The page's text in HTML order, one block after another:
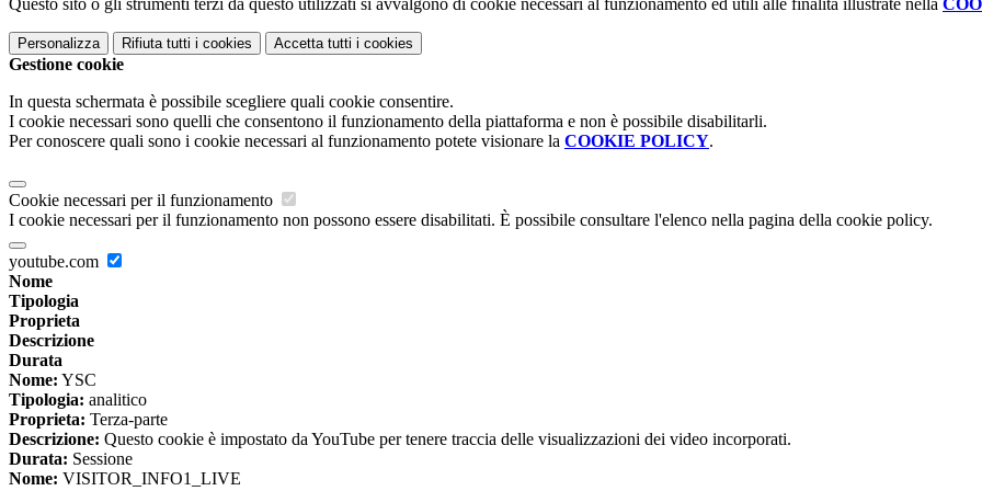
Questo sito o gli strumenti terzi da questo utilizzati si avvalgono di cookie necessari al funzionamento ed utili alle finalità illustrate nella
Personalizza Rifiuta tutti i cookies Accetta tutti i cookies
Gestione cookie
In questa schermata è possibile scegliere quali cookie consentire.
I cookie necessari sono quelli che consentono il funzionamento della piattaforma e non è possibile disabilitarli.
Per conoscere quali sono i cookie necessari al funzionamento potete visionare la COOKIE POLICY.
Cookie necessari per il funzionamento
I cookie necessari per il funzionamento non possono essere disabilitati. È possibile consultare l'elenco nella pagina della cookie policy.
youtube.com
Nome
Tipologia
Proprieta
Descrizione
Durata
Nome: YSC
Tipologia: analitico
Proprieta: Terza-parte
Descrizione: Questo cookie è impostato da YouTube per tenere traccia delle visualizzazioni dei video incorporati.
Durata: Sessione
Nome: VISITOR_INFO1_LIVE